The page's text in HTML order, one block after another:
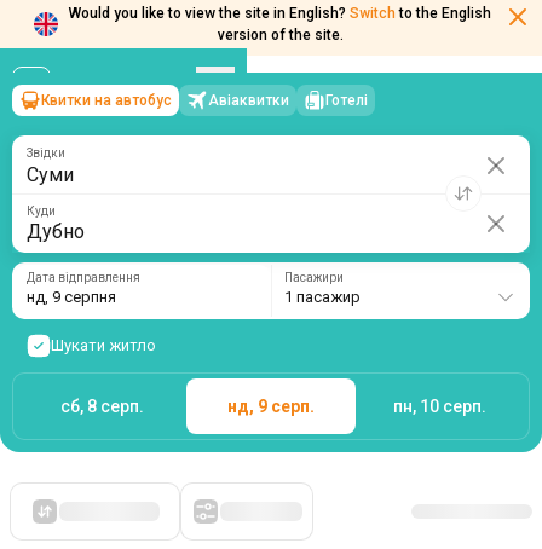
Would you like to view the site in English? Switch to the English
version of the site.
Суми
Квитки на автобус Авіаквитки Готелі
Куди
Дата відправлення
нд, 9 серпня
Шукати житло